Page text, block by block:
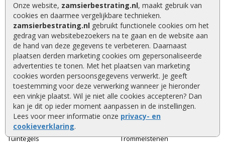
Onze website, zamsierbestrating.nl, maakt gebruik van
cookies en daarmee vergelijkbare technieken.
zamsierbestrating.nl gebruikt functionele cookies om het
gedrag van websitebezoekers na te gaan en de website aan
de hand van deze gegevens te verbeteren. Daarnaast
plaatsen derden marketing cookies om gepersonaliseerde
advertenties te tonen. Met het plaatsen van marketing
cookies worden persoonsgegevens verwerkt. Je geeft
toestemming voor deze verwerking wanneer je hieronder
een vinkje plaatst. Wil je niet alle cookies accepteren? Dan
kan je dit op ieder moment aanpassen in de instellingen.
Lees voor meer informatie onze privacy- en
cookieverklaring.
Tuintegels
Tuintegels
Sierbestrating
Trommelstenen